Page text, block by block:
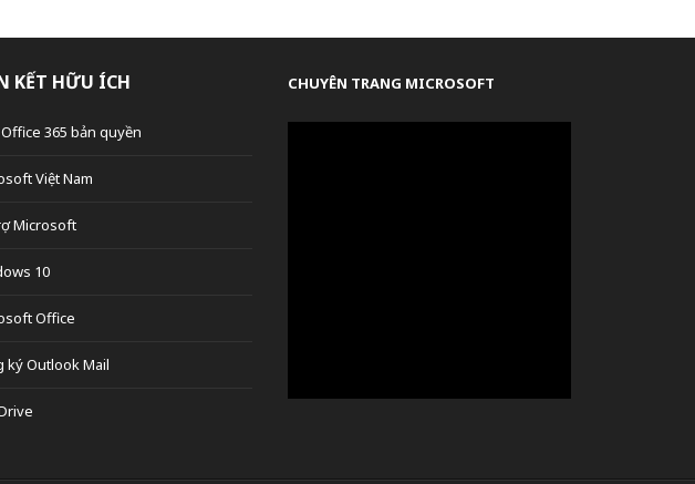
KẾT HỮU ÍCH
365 bản quyền
Việt Nam
Microsoft
10
Office
ký Outlook Mail
CHUYÊN TRANG MICROSOFT